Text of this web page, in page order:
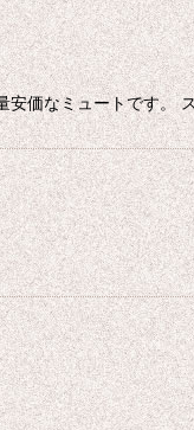
安価なミュートです。